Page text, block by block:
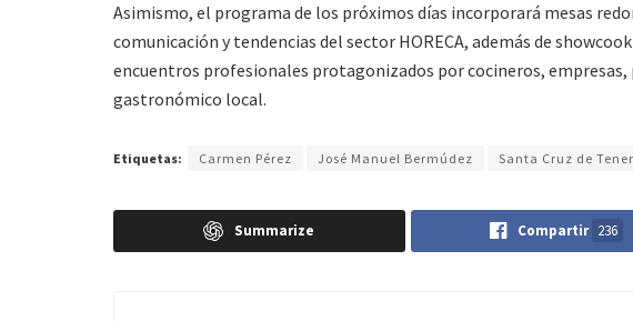
Asimismo, el programa de los próximos días incorporará mesas
comunicación y tendencias del sector HORECA, además de
encuentros profesionales protagonizados por cocineros,
gastronómico local.
Etiquetas: Carmen Pérez José Manuel Bermúdez Santa Cruz de
Summarize Compartir 236